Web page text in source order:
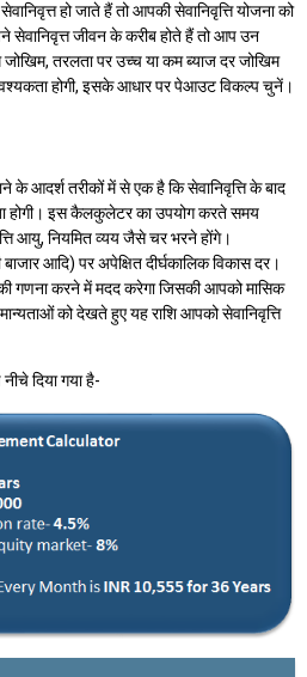
हो जाते हैं तो आपकी सेवानिवृत्ति योजना को
सेवानिवृत्त जीवन के करीब होते हैं तो आप उन
तरलता पर उच्च या कम ब्याज दर जोखिम
होगी, इसके आधार पर पेआउट विकल्प चुनें।
के आदर्श तरीकों में से एक है कि सेवानिवृत्ति के बाद
होगी। इस कैलकुलेटर का उपयोग करते समय
आयु, नियमित व्यय जैसे चर भरने होंगे।
आदि) पर अपेक्षित दीर्घकालिक विकास दर।
गणना करने में मदद करेगा जिसकी आपको मासिक
को देखते हुए यह राशि आपको सेवानिवृत्ति
दिया गया है-